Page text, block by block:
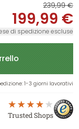
239,99 €
199,99 €
di spedizione escluse
: 1-3 giorni lavorativi
Trusted Shops